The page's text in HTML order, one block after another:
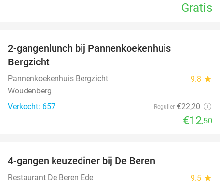
Gratis
2-gangenlunch bij Pannenkoekenhuis
Bergzicht
Pannenkoekenhuis Bergzicht 9.8 star
Woudenberg
Verkocht: 657
Regulier €22,20
€12,50
4-gangen keuzediner bij De Beren
Restaurant De Beren Ede 9.5 star